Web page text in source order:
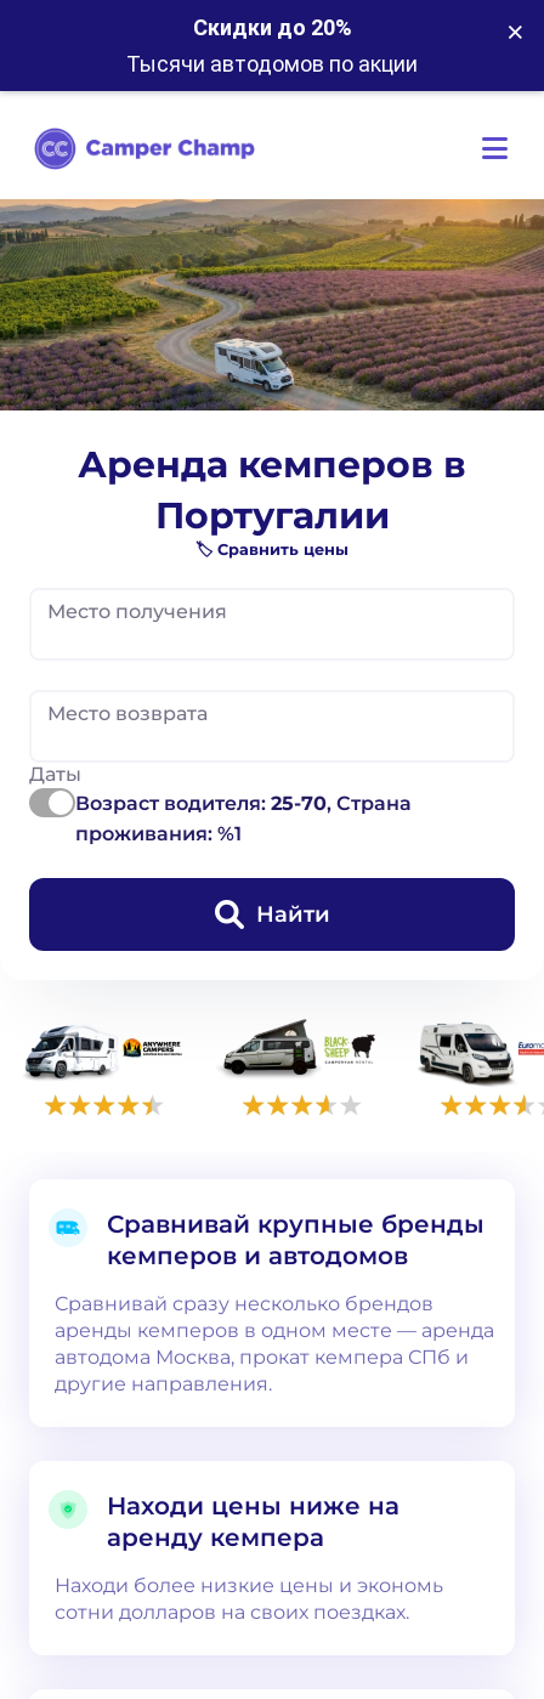
Скидки до 20%
Тысячи автодомов по акции
×
Аренда кемперов в
Португалии
🏷️ Сравнить цены
Место получения
Место возврата
Даты
Возраст водителя:25-70, Страна
проживания: %1
Найти
Сравнивай крупные бренды
кемперов и автодомов
Сравнивай сразу несколько брендов
аренды кемперов в одном месте — аренда
автодома Москва, прокат кемпера СПб и
другие направления.
Находи цены ниже на
аренду кемпера
Находи более низкие цены и экономь
сотни долларов на своих поездках.